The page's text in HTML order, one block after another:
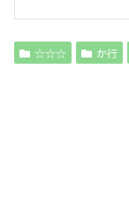
☆☆☆ か行